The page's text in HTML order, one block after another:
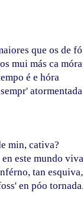
que os de
mui más ca
é e hóra
min, cativa?
en este mundo
tan esquiva,
en póo